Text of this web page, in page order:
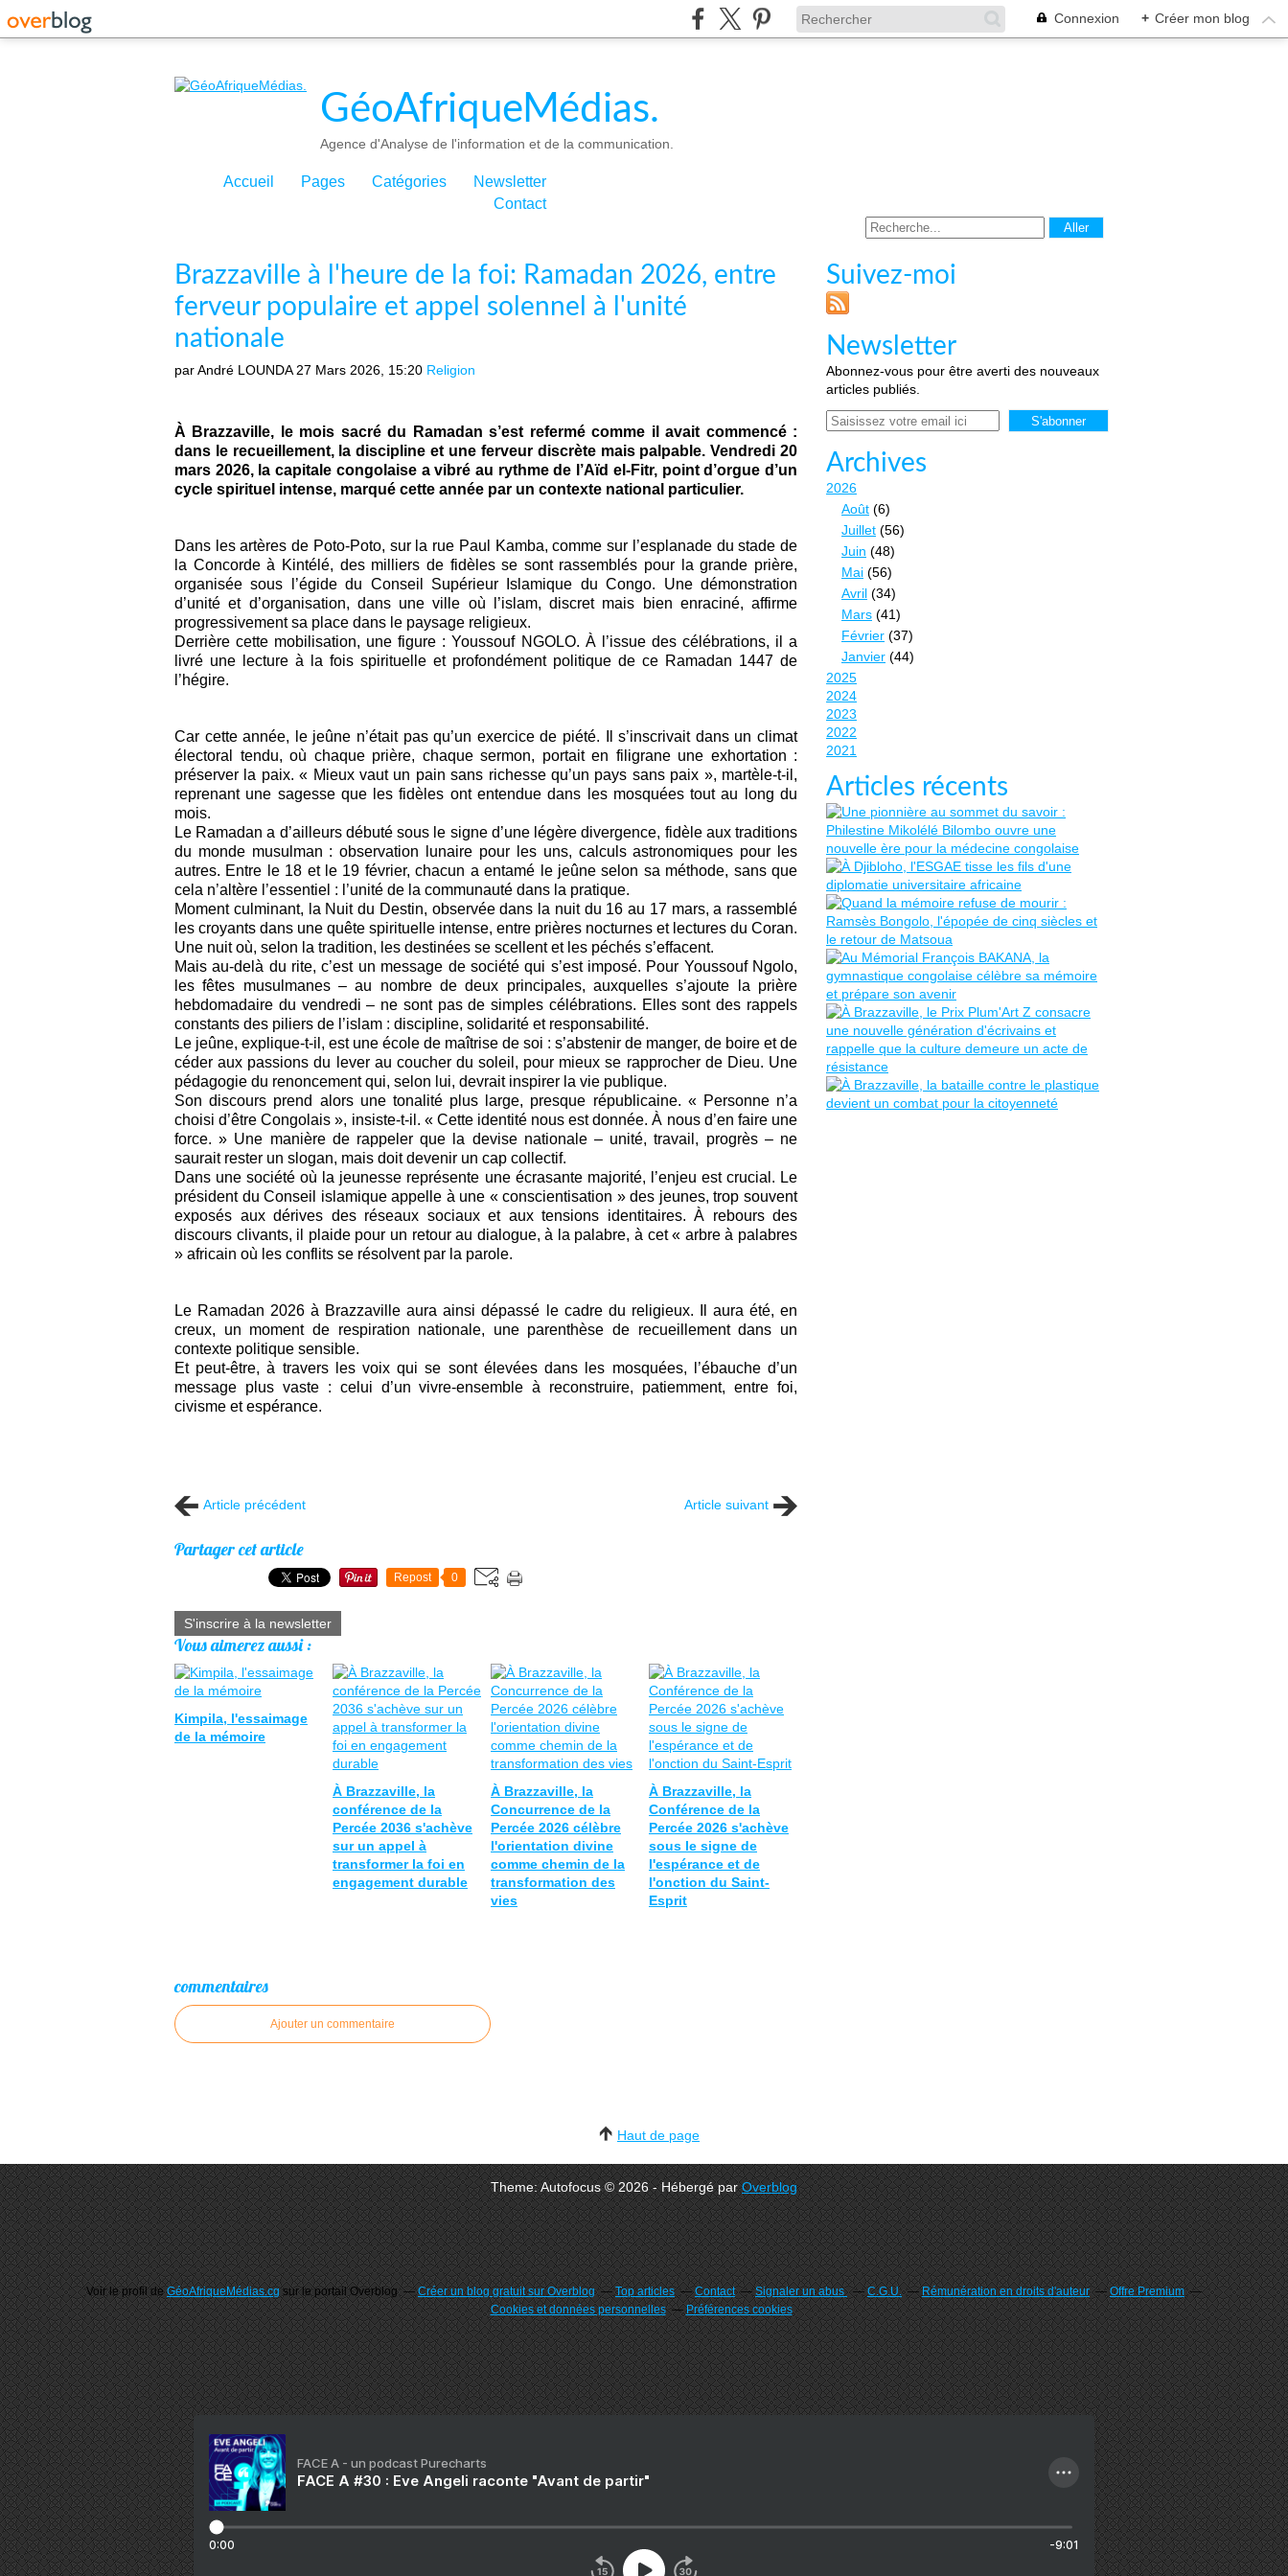
Connexion + Créer mon blog
GéoAfriqueMédias.
Agence d'Analyse de l'information et de la communication.
Accueil Pages Catégories
Newsletter
Contact
Brazzaville à l'heure de la foi: Ramadan 2026, entre
ferveur populaire et appel solennel à l'unité
nationale
par André LOUNDA 27 Mars 2026, 15:20 Religion
À Brazzaville, le mois sacré du Ramadan s’est refermé comme il avait commencé :
dans le recueillement, la discipline et une ferveur discrète mais palpable. Vendredi 20
mars 2026, la capitale congolaise a vibré au rythme de l’Aïd el-Fitr, point d’orgue d’un
cycle spirituel intense, marqué cette année par un contexte national particulier.
Dans les artères de Poto-Poto, sur la rue Paul Kamba, comme sur l’esplanade du stade de
la Concorde à Kintélé, des milliers de fidèles se sont rassemblés pour la grande prière,
organisée sous l’égide du Conseil Supérieur Islamique du Congo. Une démonstration
d’unité et d’organisation, dans une ville où l’islam, discret mais bien enraciné, affirme
progressivement sa place dans le paysage religieux.
Derrière cette mobilisation, une figure : Youssouf NGOLO. À l’issue des célébrations, il a
livré une lecture à la fois spirituelle et profondément politique de ce Ramadan 1447 de
l’hégire.
Car cette année, le jeûne n’était pas qu’un exercice de piété. Il s’inscrivait dans un climat
électoral tendu, où chaque prière, chaque sermon, portait en filigrane une exhortation :
préserver la paix. « Mieux vaut un pain sans richesse qu’un pays sans paix », martèle-t-il,
reprenant une sagesse que les fidèles ont entendue dans les mosquées tout au long du
mois.
Le Ramadan a d’ailleurs débuté sous le signe d’une légère divergence, fidèle aux traditions
du monde musulman : observation lunaire pour les uns, calculs astronomiques pour les
autres. Entre le 18 et le 19 février, chacun a entamé le jeûne selon sa méthode, sans que
cela n’altère l’essentiel : l’unité de la communauté dans la pratique.
Moment culminant, la Nuit du Destin, observée dans la nuit du 16 au 17 mars, a rassemblé
les croyants dans une quête spirituelle intense, entre prières nocturnes et lectures du Coran.
Une nuit où, selon la tradition, les destinées se scellent et les péchés s’effacent.
Mais au-delà du rite, c’est un message de société qui s’est imposé. Pour Youssouf Ngolo,
les fêtes musulmanes – au nombre de deux principales, auxquelles s’ajoute la prière
hebdomadaire du vendredi – ne sont pas de simples célébrations. Elles sont des rappels
constants des piliers de l’islam : discipline, solidarité et responsabilité.
Le jeûne, explique-t-il, est une école de maîtrise de soi : s’abstenir de manger, de boire et de
céder aux passions du lever au coucher du soleil, pour mieux se rapprocher de Dieu. Une
pédagogie du renoncement qui, selon lui, devrait inspirer la vie publique.
Son discours prend alors une tonalité plus large, presque républicaine. « Personne n’a
choisi d’être Congolais », insiste-t-il. « Cette identité nous est donnée. À nous d’en faire une
force. » Une manière de rappeler que la devise nationale – unité, travail, progrès – ne
saurait rester un slogan, mais doit devenir un cap collectif.
Dans une société où la jeunesse représente une écrasante majorité, l’enjeu est crucial. Le
président du Conseil islamique appelle à une « conscientisation » des jeunes, trop souvent
exposés aux dérives des réseaux sociaux et aux tensions identitaires. À rebours des
discours clivants, il plaide pour un retour au dialogue, à la palabre, à cet « arbre à palabres
» africain où les conflits se résolvent par la parole.
Le Ramadan 2026 à Brazzaville aura ainsi dépassé le cadre du religieux. Il aura été, en
creux, un moment de respiration nationale, une parenthèse de recueillement dans un
contexte politique sensible.
Et peut-être, à travers les voix qui se sont élevées dans les mosquées, l’ébauche d’un
message plus vaste : celui d’un vivre-ensemble à reconstruire, patiemment, entre foi,
civisme et espérance.
Article précédent Article suivant
Partager cet article
Repost 0
S'inscrire à la newsletter
Vous aimerez aussi :
Kimpila, l'essaimage
de la mémoire
À Brazzaville, la
conférence de la
Percée 2036 s'achève
sur un appel à
transformer la foi en
engagement durable
À Brazzaville, la
Concurrence de la
Percée 2026 célèbre
l'orientation divine
comme chemin de la
transformation des
vies
À Brazzaville, la
Conférence de la
Percée 2026 s'achève
sous le signe de
l'espérance et de
l'onction du Saint-
Esprit
commentaires
Ajouter un commentaire
Suivez-moi
Newsletter
Abonnez-vous pour être averti des nouveaux
articles publiés.
Email
Archives
2026
Août (6)
Juillet (56)
Juin (48)
Mai (56)
Avril (34)
Mars (41)
Février (37)
Janvier (44)
2025
2024
2023
2022
2021
Articles récents
Haut de page
Theme: Autofocus © 2026 - Hébergé parOverblog
Voir le profil deGéoAfriqueMédias.cgsur le portail Overblog Créer un blog gratuit sur Overblog Top articles Contact Signaler un abus C.G.U. Rémunération en droits d'auteur
Offre Premium
Cookies et données personnelles
Préférences cookies
FACE A - un podcast Purecharts
FACE A #30 : Eve Angeli raconte "Avant de partir"
0:00 -9:01